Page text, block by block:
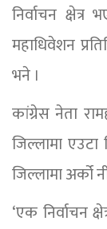
निर्वाचन
महाधिवेशन
भने ।
कांग्रेस नेता
जिल्लामा एउटा
जिल्लामा अर्को
‘एक निर्वाचन